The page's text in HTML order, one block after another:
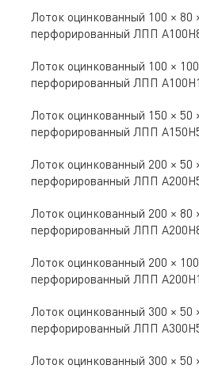
Лоток оцинкованный 100 × 80
перфорированный ЛПП
Лоток оцинкованный 100 ×
перфорированный ЛПП
Лоток оцинкованный 150 × 50
перфорированный ЛПП
Лоток оцинкованный 200 × 50
перфорированный ЛПП
Лоток оцинкованный 200 × 80
перфорированный ЛПП
Лоток оцинкованный 200 ×
перфорированный ЛПП
Лоток оцинкованный 300 × 50
перфорированный ЛПП
Лоток оцинкованный 300 × 50